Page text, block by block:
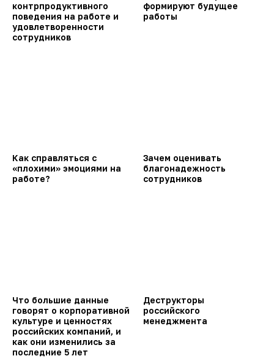
контрпродуктивного
поведения на работе и
удовлетворенности
сотрудников
формируют будущее
работы
Как справляться с
«плохими» эмоциями на
работе?
Зачем оценивать
благонадежность
сотрудников
Что большие данные
говорят о корпоративной
культуре и ценностях
российских компаний, и
как они изменились за
последние 5 лет
Деструкторы
российского
менеджмента